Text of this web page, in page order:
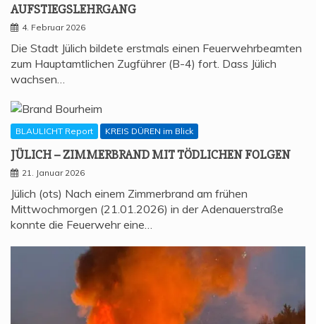
AUFSTIEGSLEHRGANG
4. Februar 2026
Die Stadt Jülich bildete erstmals einen Feuerwehrbeamten
zum Hauptamtlichen Zugführer (B-4) fort. Dass Jülich
wachsen…
BLAULICHT Report KREIS DÜREN im Blick
JÜLICH – ZIM­MER­BRAND MIT TÖD­LI­CHEN FOLGEN
21. Januar 2026
Jülich (ots) Nach einem Zimmerbrand am frühen
Mittwochmorgen (21.01.2026) in der Adenauerstraße
konnte die Feuerwehr eine…